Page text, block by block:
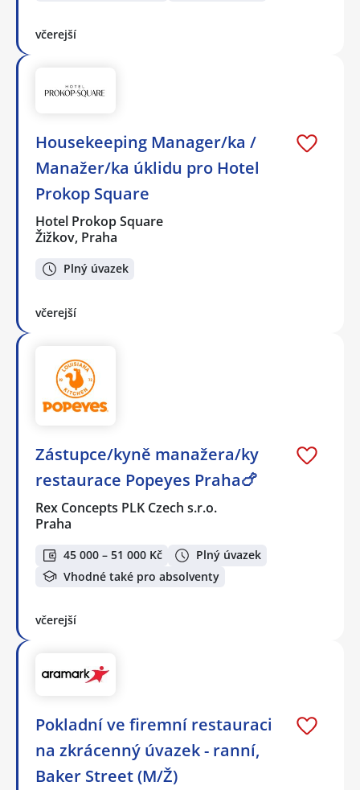
včerejší
Housekeeping Manager/ka /
Manažer/ka úklidu pro Hotel
Prokop Square
Hotel Prokop Square
Žižkov, Praha
Plný úvazek
včerejší
Zástupce/kyně manažera/ky
restaurace Popeyes Praha🍗
Rex Concepts PLK Czech s.r.o.
Praha
45 000 – 51 000 Kč
Plný úvazek
Vhodné také pro absolventy
včerejší
Pokladní ve firemní restauraci
na zkrácenný úvazek - ranní,
Baker Street (M/Ž)